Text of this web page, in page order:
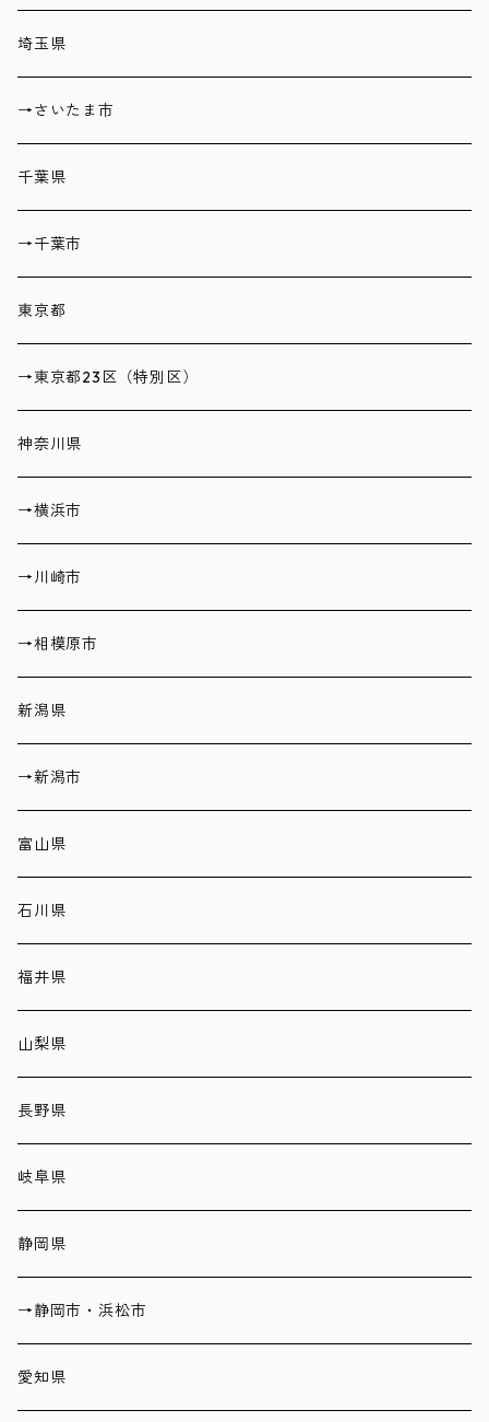
埼玉県
→さいたま市
千葉県
→千葉市
東京都
→東京都23区（特別区）
神奈川県
→横浜市
→川崎市
→相模原市
新潟県
→新潟市
富山県
石川県
福井県
山梨県
長野県
岐阜県
静岡県
→静岡市・浜松市
愛知県